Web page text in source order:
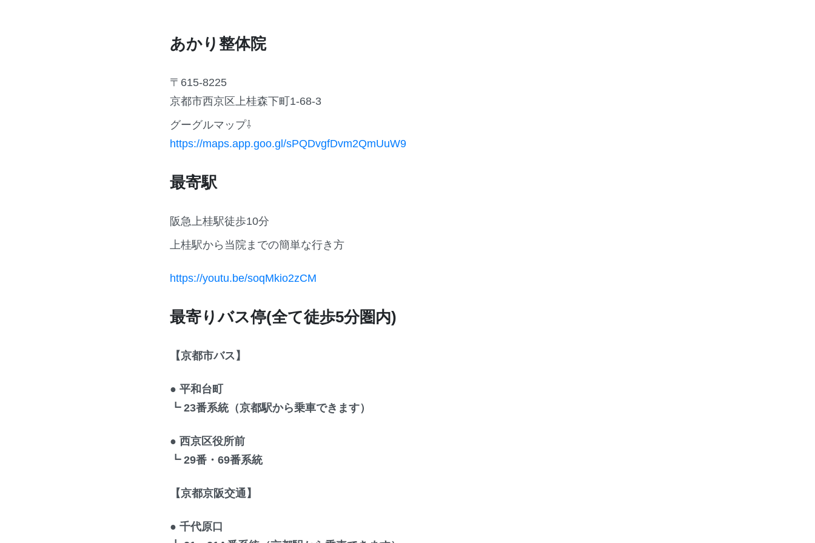
あかり整体院
〒615-8225
京都市西京区上桂森下町1-68-3
グーグルマップ⇩
https://maps.app.goo.gl/sPQDvgfDvm2QmUuW9
最寄駅
阪急上桂駅徒歩10分
上桂駅から当院までの簡単な行き方
https://youtu.be/soqMkio2zCM
最寄りバス停(全て徒歩5分圏内)
【京都市バス】
● 平和台町
┗ 23番系統（京都駅から乗車できます）
● 西京区役所前
┗ 29番・69番系統
【京都京阪交通】
● 千代原口